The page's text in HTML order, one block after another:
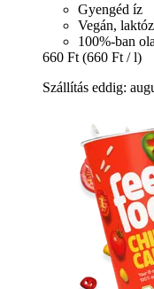
Gyengéd íz
Vegán,
100%-ban
660 Ft (660 Ft / l)
Szállítás eddig: